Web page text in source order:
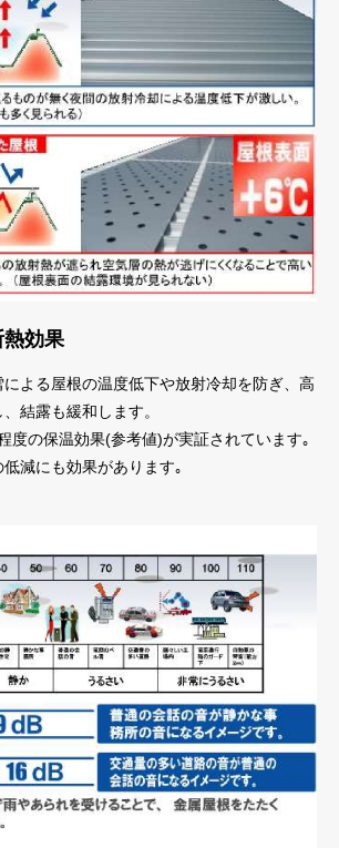
効果
よる屋根の温度低下や放射冷却を防ぎ、高
結露も緩和します。
度の保温効果(参考値)が実証されています｡
減にも効果があります｡